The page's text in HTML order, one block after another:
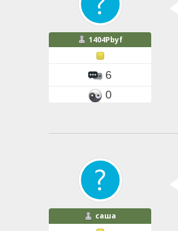
1404Pbyf
6
0
саша